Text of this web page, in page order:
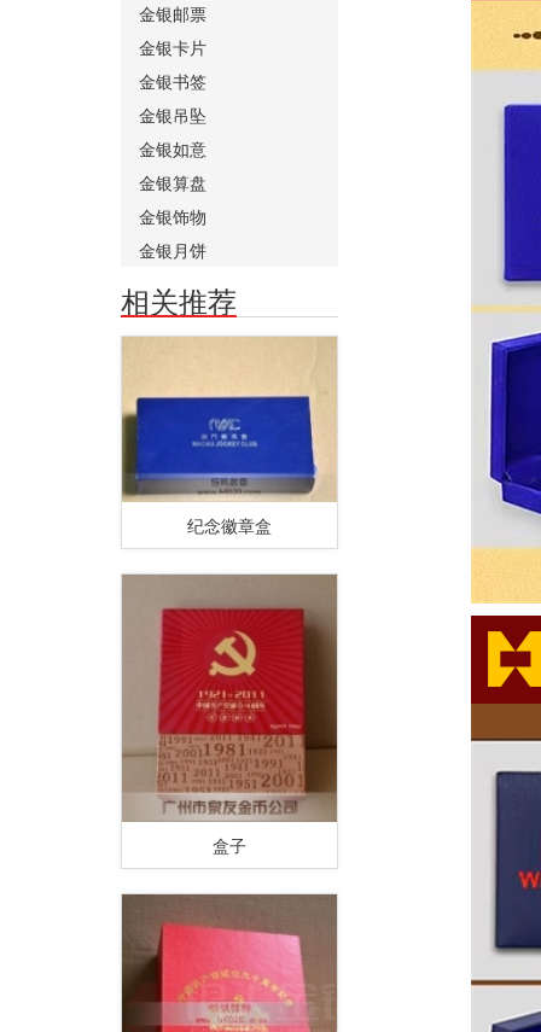
金银邮票
金银卡片
金银书签
金银吊坠
金银如意
金银算盘
金银饰物
金银月饼
相关推荐
纪念徽章盒
盒子